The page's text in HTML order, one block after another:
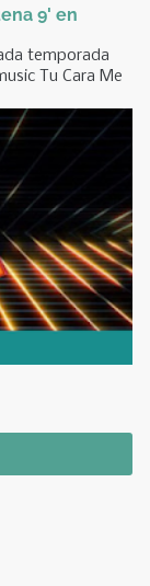
9' en
temporada
Tu Cara Me